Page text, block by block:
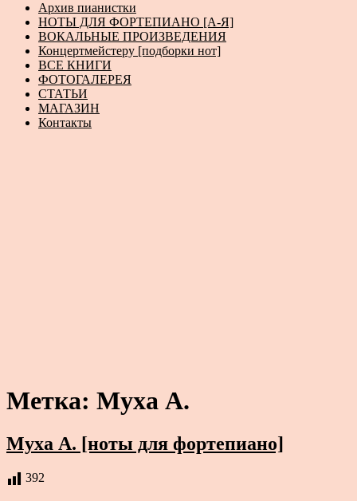
Архив пианистки
НОТЫ ДЛЯ ФОРТЕПИАНО [А-Я]
ВОКАЛЬНЫЕ ПРОИЗВЕДЕНИЯ
Концертмейстеру [подборки нот]
ВСЕ КНИГИ
ФОТОГАЛЕРЕЯ
СТАТЬИ
МАГАЗИН
Контакты
Метка: Муха А.
Муха А. [ноты для фортепиано]
392